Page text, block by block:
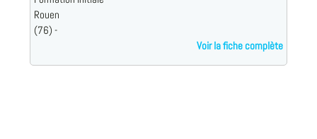
Rouen
(76) -
Voir la fiche complète